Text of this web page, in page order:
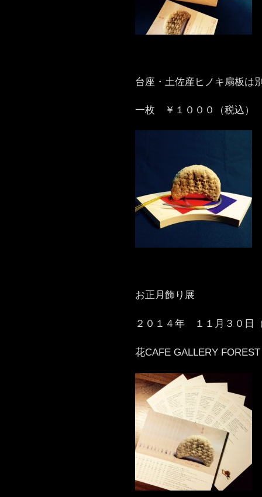
台座・土佐産ヒノキ扇板は
一枚 ￥１０００（税込）
お正月飾り展
２０１４年 １１月３０日
花CAFE GALLERY FOREST